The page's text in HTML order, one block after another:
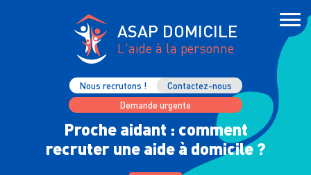
ASAP DOMICILE
L'aide à la personne
Nous recrutons !
Contactez-nous
Demande urgente
Proche aidant : comment
recruter une aide à domicile ?